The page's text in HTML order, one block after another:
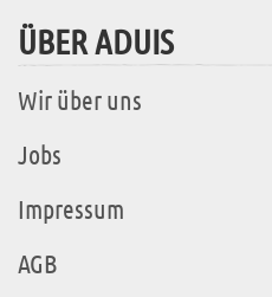
ÜBER ADUIS
Wir über uns
Jobs
Impressum
AGB